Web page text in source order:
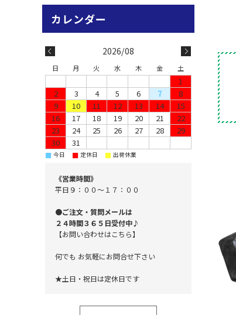
2026/08
日 月 火 水 木 金 土
1
2
3 4 5 6 7
8
9
10 11 12 13 14
15
16
17 18 19 20 21
22
23
24 25 26 27 28
29
30
31
■ 今日 ■ 定休日 ■ 出荷休業
《営業時間》
平日９：００～１７：００
●ご注文・質問メールは
２４時間３６５日受付中♪
【お問い合わせはこちら】
何でも お気軽にお問合せ下さい
★土日・祝日は定休日です